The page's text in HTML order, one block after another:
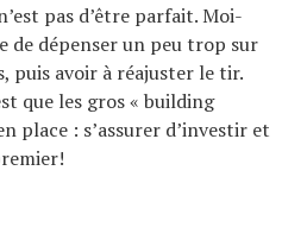
pas d’être parfait. Moi-
de dépenser un peu trop sur
puis avoir à réajuster le tir.
que les gros « building
place : s’assurer d’investir et